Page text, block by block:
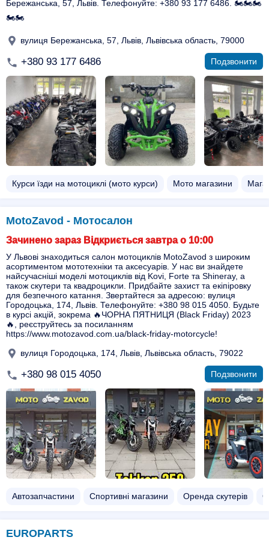
Бережанська, 57, Львів. Телефонуйте: +380 93 177 6486. 🏍️🏍️🏍️
🏍️🏍️
вулиця Бережанська, 57, Львів, Львівська область, 79000
+380 93 177 6486 Подзвонити
Курси їзди на мотоциклі (мото курси) Мото магазини
MotoZavod - Мотосалон
Зачинено зараз Відкриється завтра о 10:00
У Львові знаходиться салон мотоциклів MotoZavod з широким
асортиментом мототехніки та аксесуарів. У нас ви знайдете
найсучасніші моделі мотоциклів від Kovi, Forte та Shineray, а
також скутери та квадроцикли. Придбайте захист та екіпіровку
для безпечного катання. Звертайтеся за адресою: вулиця
Городоцька, 174, Львів. Телефонуйте: +380 98 015 4050. Будьте
в курсі акцій, зокрема 🔥ЧОРНА ПЯТНИЦЯ (Black Friday) 2023
🔥, реєструйтесь за посиланням
https://www.motozavod.com.ua/black-friday-motorcycle!
вулиця Городоцька, 174, Львів, Львівська область, 79022
+380 98 015 4050 Подзвонити
Автозапчастини Спортивні магазини Оренда скутерів
EUROPARTS